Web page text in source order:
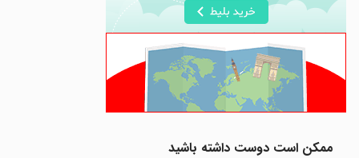
ممکن است دوست داشته باشید